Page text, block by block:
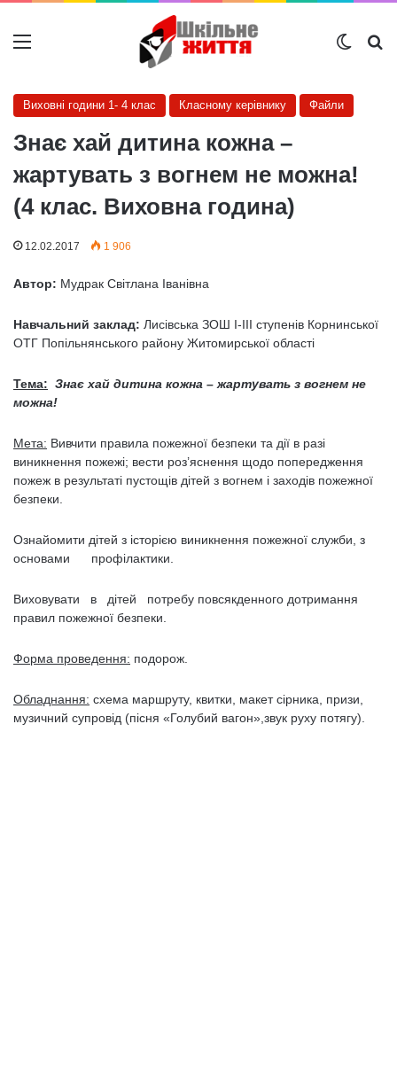
Меню
Виховні години 1- 4 клас Класному керівнику Файли
Знає хай дитина кожна –
жартувать з вогнем не можна!
(4 клас. Виховна година)
12.02.2017 1 906
Автор: Мудрак Світлана Іванівна
Навчальний заклад: Лисівська ЗОШ І-ІІІ ступенів Корнинської
ОТГ Попільнянського району Житомирської області
Тема: Знає хай дитина кожна – жартувать з вогнем не
можна!
Мета: Вивчити правила пожежної безпеки та дії в разі
виникнення пожежі; вести роз’яснення щодо попередження
пожеж в результаті пустощів дітей з вогнем і заходів пожежної
безпеки.
Ознайомити дітей з історією виникнення пожежної служби, з
основами профілактики.
Виховувати в дітей потребу повсякденного дотримання
правил пожежної безпеки.
Форма проведення: подорож.
Обладнання: схема маршруту, квитки, макет сірника, призи,
музичний супровід (пісня «Голубий вагон»,звук руху потягу).